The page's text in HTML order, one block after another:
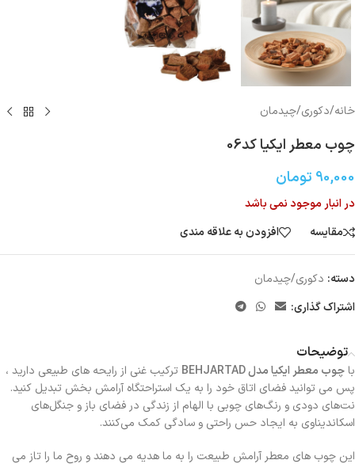
خانه/دکوری/چیدمان
چوب معطر ایکیا کد06
90,000 تومان
در انبار موجود نمی باشد
مقایسه
افزودن به علاقه مندی
دسته: دکوری/چیدمان
اشتراک گذاری:
توضیحات
باچوب معطر ایکیا مدل BEHJARTAD
ترکیب غنی از رایحه های طبیعی دارید ،
پس می توانید فضای اتاق خود را به یک استراحتگاه آرامش بخش تبدیل کنید.
نت‌های دودی و رنگ‌های چوبی با الهام از زندگی در فضای باز و جنگل‌های
اسکاندیناوی به ایجاد حس راحتی و سادگی کمک می‌کنند.
این چوب های معطر آرامش طبیعت را به ما هدیه می دهند و روح ما را تاز می